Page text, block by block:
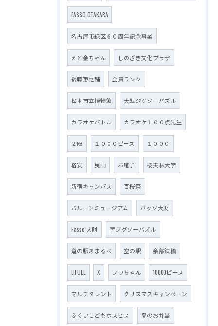
PASSO OTAKARA
名古屋市緑区６０周年記念事業
えど金ちゃん しのざき文化プラザ
後藤恵之輔 会員ランク
松本市立博物館 大型ジグソーパズル
カラオケバトル カラオケ１００点先生
２段 １０００ピース １０００
格安 曳山 お囃子 桜美林大学
新宿キャンパス 百桜祭
バルーンミュージアム パッソ大財
Passo 大財 字ジグソーパズル
道の駅あまるべ 空の駅 余部鉄橋
LIFULL X フワちゃん 10000ピース
マルチタレント クリスマスキャンペーン
ふくいこどもホスピス 夢のお弁当